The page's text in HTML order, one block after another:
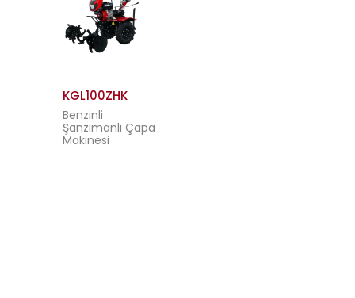
KGL100ZHK
Benzinli
Şanzımanlı Çapa
Makinesi